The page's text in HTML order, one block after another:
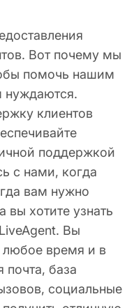
Вот почему мы
помочь нашим
нуждаются.
клиентов
поддержкой
с нами, когда
вам нужно
вы хотите узнать
Вы
любое время и в
база
социальные